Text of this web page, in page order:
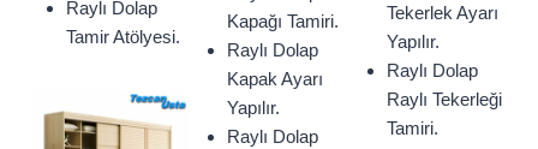
Raylı Dolap
Tamir Atölyesi.
Kapağı Tamiri.
Raylı Dolap
Kapak Ayarı
Yapılır.
Raylı Dolap
Tekerlek Ayarı
Yapılır.
Raylı Dolap
Raylı Tekerleği
Tamiri.